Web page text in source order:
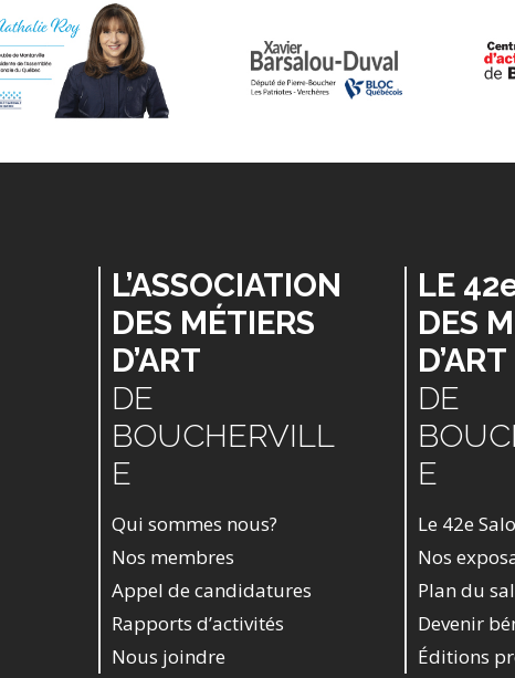
L’ASSOCIATION
DES MÉTIERS
D’ART
DE
BOUCHERVILL
E
Qui sommes nous?
Nos membres
Appel de candidatures
Rapports d’activités
Nous joindre
LE
DES
D’ART
DE
E
Le 42e
Nos
Plan du
Devenir
Éditions